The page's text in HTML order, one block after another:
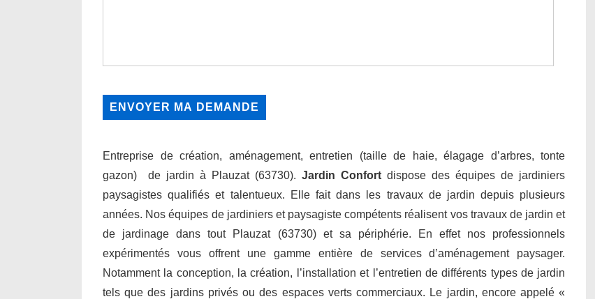
Entreprise de création, aménagement, entretien (taille de haie, élagage d’arbres, tonte
gazon) de jardin à Plauzat (63730).Jardin Confort dispose des équipes de jardiniers
paysagistes qualifiés et talentueux. Elle fait dans les travaux de jardin depuis plusieurs
années. Nos équipes de jardiniers et paysagiste compétents réalisent vos travaux de jardin et
de jardinage dans tout Plauzat (63730) et sa périphérie. En effet nos professionnels
expérimentés vous offrent une gamme entière de services d’aménagement paysager.
Notamment la conception, la création, l’installation et l’entretien de différents types de jardin
tels que des jardins privés ou des espaces verts commerciaux. Le jardin, encore appelé «